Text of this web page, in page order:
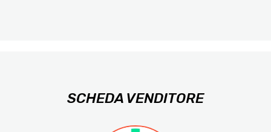
SCHEDA VENDITORE